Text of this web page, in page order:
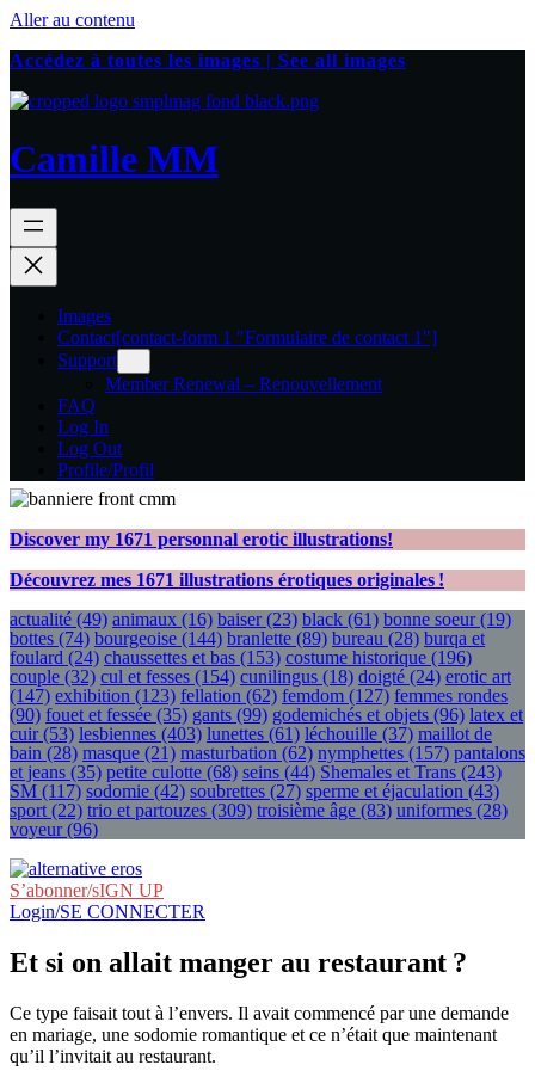
Aller au contenu
Accédez à toutes les images | See all images
Camille MM
Images
Contact[contact-form 1 "Formulaire de contact 1"]
Support
Member Renewal – Renouvellement
FAQ
Log In
Log Out
Profile/Profil
Discover my 1671 personnal erotic illustrations!
Découvrez mes 1671 illustrations érotiques originales !
actualité (49) animaux (16) baiser(23) black (61) bonne soeur(19)
bottes (74) bourgeoise (144) branlette (89) bureau (28) burqa et
foulard (24) chaussettes et bas (153) costume historique (196)
couple (32) cul et fesses (154) cunilingus (18) doigté (24) erotic art
(147) exhibition (123) fellation (62) femdom (127) femmes rondes
(90) fouet et fessée (35) gants (99) godemichés et objets (96) latex et
cuir(53) lesbiennes (403) lunettes (61) léchouille (37) maillot de
bain (28) masque (21) masturbation (62) nymphettes (157) pantalons
et jeans (35) petite culotte (68) seins (44) Shemales et Trans (243)
SM (117) sodomie (42) soubrettes (27) sperme et éjaculation (43)
sport (22) trio et partouzes (309) troisième âge (83) uniformes (28)
voyeur(96)
S’abonner/sIGN UP
Login/SE CONNECTER
Et si on allait manger au restaurant ?
Ce type faisait tout à l’envers. Il avait commencé par une demande
en mariage, une sodomie romantique et ce n’était que maintenant
qu’il l’invitait au restaurant.